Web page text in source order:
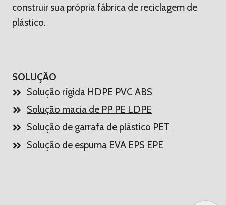
construir sua própria fábrica de reciclagem de
plástico.
SOLUÇÃO
Solução rígida HDPE PVC ABS
Solução macia de PP PE LDPE
Solução de garrafa de plástico PET
Solução de espuma EVA EPS EPE